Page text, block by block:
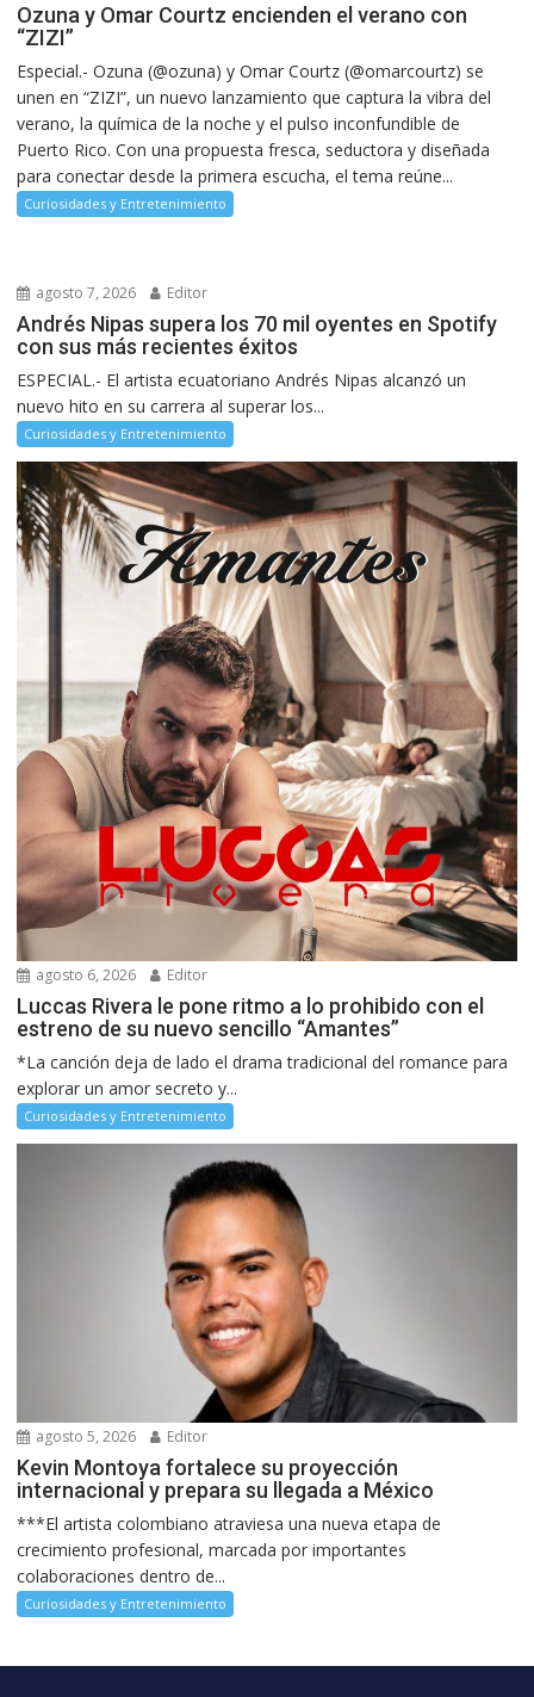
Ozuna y Omar Courtz encienden el verano con
“ZIZI”
Especial.- Ozuna (@ozuna) y Omar Courtz (@omarcourtz) se
unen en “ZIZI”, un nuevo lanzamiento que captura la vibra del
verano, la química de la noche y el pulso inconfundible de
Puerto Rico. Con una propuesta fresca, seductora y diseñada
para conectar desde la primera escucha, el tema reúne...
Curiosidades y Entretenimiento
agosto 7, 2026 Editor
Andrés Nipas supera los 70 mil oyentes en Spotify
con sus más recientes éxitos
ESPECIAL.- El artista ecuatoriano Andrés Nipas alcanzó un
nuevo hito en su carrera al superar los...
Curiosidades y Entretenimiento
agosto 6, 2026 Editor
Luccas Rivera le pone ritmo a lo prohibido con el
estreno de su nuevo sencillo “Amantes”
*La canción deja de lado el drama tradicional del romance para
explorar un amor secreto y...
Curiosidades y Entretenimiento
agosto 5, 2026 Editor
Kevin Montoya fortalece su proyección
internacional y prepara su llegada a México
***El artista colombiano atraviesa una nueva etapa de
crecimiento profesional, marcada por importantes
colaboraciones dentro de...
Curiosidades y Entretenimiento